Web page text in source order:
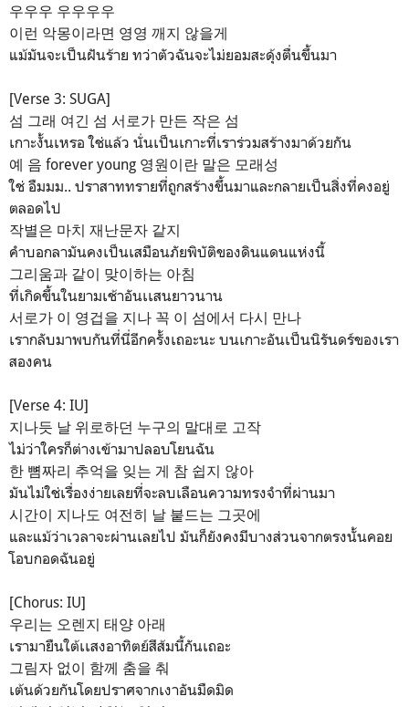
우우우 우우우우
이런 악몽이라면 영영 깨지 않을게
แม้มันจะเป็นฝันร้าย ทว่าตัวฉันจะไม่ยอมสะดุ้งตื่นขึ้นมา
[Verse 3: SUGA]
섬 그래 여긴 섬 서로가 만든 작은 섬
เกาะงั้นเหรอ ใช่แล้ว นั่นเป็นเกาะที่เราร่วมสร้างมาด้วยกัน
예 음 forever young 영원이란 말은 모래성
ใช่ อืมมม.. ปราสาททรายที่ถูกสร้างขึ้นมาและกลายเป็นสิ่งที่คงอยู่
ตลอดไป
작별은 마치 재난문자 같지
คำบอกลามันคงเป็นเสมือนภัยพิบัติของดินแดนแห่งนี้
그리움과 같이 맞이하는 아침
ที่เกิดขึ้นในยามเช้าอันเเสนยาวนาน
서로가 이 영겁을 지나 꼭 이 섬에서 다시 만나
เรากลับมาพบกันที่นี่อีกครั้งเถอะนะ บนเกาะอันเป็นนิรันดร์ของเรา
สองคน
[Verse 4: IU]
지나듯 날 위로하던 누구의 말대로 고작
ไม่ว่าใครก็ต่างเข้ามาปลอบโยนฉัน
한 뼘짜리 추억을 잊는 게 참 쉽지 않아
มันไม่ใช่เรื่องง่ายเลยที่จะลบเลือนความทรงจำที่ผ่านมา
시간이 지나도 여전히 날 붙드는 그곳에
และแม้ว่าเวลาจะผ่านเลยไป มันก็ยังคงมีบางส่วนจากตรงนั้นคอย
โอบกอดฉันอยู่
[Chorus: IU]
우리는 오렌지 태양 아래
เรามายืนใต้เเสงอาทิตย์สีส้มนี้กันเถอะ
그림자 없이 함께 춤을 춰
เต้นด้วยกันโดยปราศจากเงาอันมืดมิด